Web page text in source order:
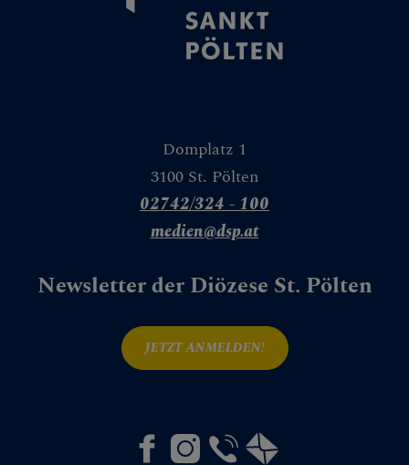
Domplatz 1
3100 St. Pölten
02742/324 - 100
medien@dsp.at
Newsletter der Diözese St. Pölten
JETZT ANMELDEN!